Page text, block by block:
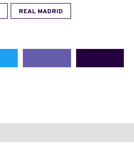
REAL MADRID